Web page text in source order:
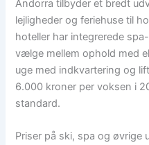
Andorra tilbyder et bredt
lejligheder og feriehuse til
hoteller har integrerede
vælge mellem ophold med
uge med indkvartering og
6.000 kroner per voksen i
standard.
Priser på ski, spa og øvrige